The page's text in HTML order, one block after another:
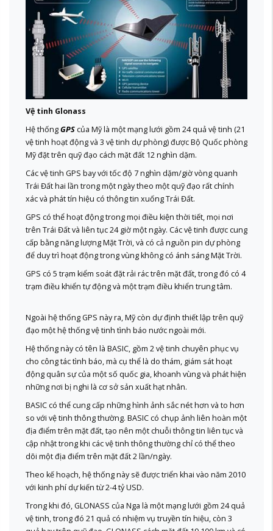
Vệ tinh Glonass
Hệ thốngGPScủa Mỹ là một mạng lưới gồm 24 quả vệ tinh (21
vệ tinh hoạt động và 3 vệ tinh dự phòng) được Bộ Quốc phòng
Mỹ đặt trên quỹ đạo cách mặt đất 12 nghìn dặm.
Các vệ tinh GPS bay với tốc độ 7 nghìn dặm/giờ vòng quanh
Trái Đất hai lần trong một ngày theo một quỹ đạo rất chính
xác và phát tín hiệu có thông tin xuống Trái Đất.
GPS có thể hoạt động trong mọi điều kiện thời tiết, mọi nơi
trên Trái Đất và liên tục 24 giờ một ngày. Các vệ tinh được cung
cấp bằng năng lượng Mặt Trời, và có cả nguồn pin dự phòng
để duy trì hoạt động trong vùng không có ánh sáng Mặt Trời.
GPS có 5 trạm kiểm soát đặt rải rác trên mặt đất, trong đó có 4
trạm điều khiển tự động và một trạm điều khiển trung tâm.
Ngoài hệ thống GPS này ra, Mỹ còn dự định thiết lập trên quỹ
đạo một hệ thống vệ tinh tình báo nước ngoài mới.
Hệ thống này có tên là BASIC, gồm 2 vệ tinh chuyên phục vụ
cho công tác tình báo, mà cụ thể là do thám, giám sát hoạt
động quân sự của một số quốc gia, khoanh vùng và phát hiện
những nơi bị nghi là cơ sở sản xuất hạt nhân.
BASIC có thể cung cấp những hình ảnh sắc nét hơn và to hơn
so với vệ tinh thông thường. BASIC có chụp ảnh liên hoàn một
địa điểm trên mặt đất, tạo nên một chuỗi thông tin liên tục và
cập nhật trong khi các vệ tinh thông thường chỉ có thể theo
dõi một địa điểm trên mặt đất 2 lần/ngày.
Theo kế hoạch, hệ thống này sẽ được triển khai vào năm 2010
với kinh phí dự kiến từ 2-4 tỷ USD.
Trong khi đó, GLONASS của Nga là một mạng lưới gồm 24 quả
vệ tinh, trong đó 21 quả có nhiệm vụ truyền tín hiệu, còn 3